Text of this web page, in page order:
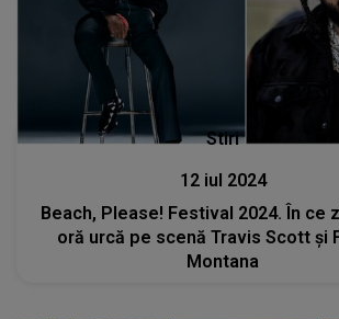
Stiri
12 iul 2024
Beach, Please! Festival 2024. În ce
oră urcă pe scenă Travis Scott și
Montana